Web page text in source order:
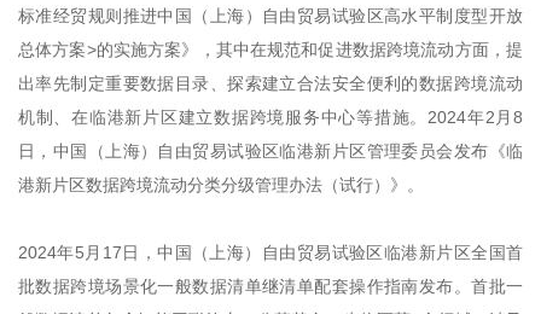
标准经贸规则推进中国（上海）自由贸易试验区高水平制度型开放
总体方案>的实施方案》，其中在规范和促进数据跨境流动方面，提
出率先制定重要数据目录、探索建立合法安全便利的数据跨境流动
机制、在临港新片区建立数据跨境服务中心等措施。2024年2月8
日，中国（上海）自由贸易试验区临港新片区管理委员会发布《临
港新片区数据跨境流动分类分级管理办法（试行）》。
2024年5月17日，中国（上海）自由贸易试验区临港新片区全国首
批数据跨境场景化一般数据清单继清单配套操作指南发布。首批一